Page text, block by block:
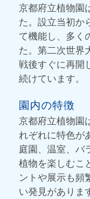
京都府立植物園
た。設立当初か
て機能し、多く
た。第二次世界
戦後すぐに再開
続けています。
園内の特徴
京都府立植物園
れぞれに特色が
庭園、温室、バ
植物を楽しむこ
ントや展示も頻
い発見がありま